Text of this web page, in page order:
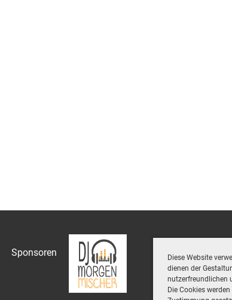
Diese Website
dienen der
nutzerfreundlichen
Die Cookies
Sponsoren